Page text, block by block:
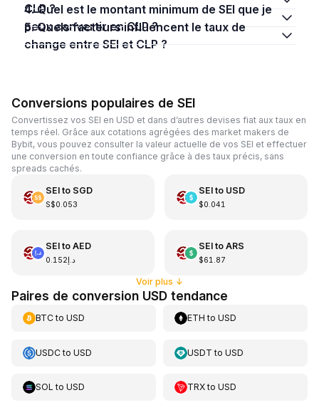
CLP ?
4. Quel est le montant minimum de SEI que je
peux convertir en CLP ?
5. Quels facteurs influencent le taux de
change entre SEI et CLP ?
Conversions populaires de SEI
Convertissez vos SEI en USD et dans d’autres devises fiat aux taux en
temps réel. Grâce aux cotations agrégées des market makers de
Bybit, vous pouvez consulter la valeur actuelle de vos SEI et effectuer
une conversion en toute confiance grâce à des taux précis, sans
spreads cachés.
SEIto SGD
S$0.053
SEIto USD
$0.041
SEIto AED
د.إ0.152
SEIto ARS
$61.87
Voir plus ↓
Paires de conversion USD tendance
BTCto USD ETH toUSD
USDCto USD USDT toUSD
SOL to USD TRXtoUSD